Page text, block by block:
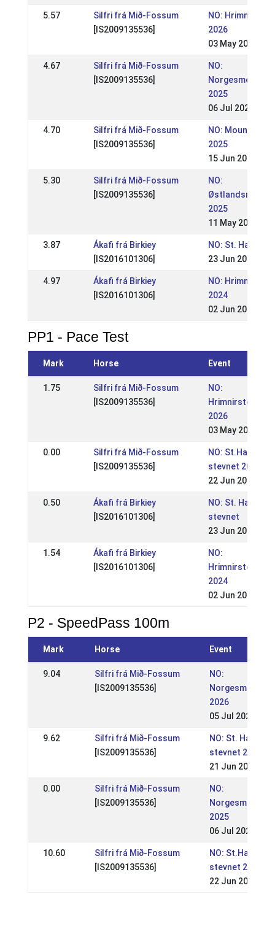
5.57
Silfri frá Mið-Fossum
[IS2009135536]
NO:
2026
03 May 2026
4.67
Silfri frá Mið-Fossum
[IS2009135536]
NO:
2025
06 Jul 2025
4.70
Silfri frá Mið-Fossum
[IS2009135536]
NO: Mountain
2025
15 Jun 2025
5.30
Silfri frá Mið-Fossum
[IS2009135536]
NO:
2025
11 May 2025
3.87
Ákafi frá Birkiey
[IS2016101306]
NO: St. Hans-
23 Jun 2024
4.97
Ákafi frá Birkiey
[IS2016101306]
NO:
2024
02 Jun 2024
PP1 - Pace Test
Mark Horse Event
1.75
Silfri frá Mið-Fossum
[IS2009135536]
NO:
Hrimnirstevnet
2026
03 May 2026
0.00
Silfri frá Mið-Fossum
[IS2009135536]
NO: St.Hans-
stevnet 2025
22 Jun 2025
0.50
Ákafi frá Birkiey
[IS2016101306]
NO: St. Hans-
stevnet
23 Jun 2024
1.54
Ákafi frá Birkiey
[IS2016101306]
NO:
Hrimnirstevnet
2024
02 Jun 2024
P2 - SpeedPass 100m
Mark Horse Event
9.04
Silfri frá Mið-Fossum
[IS2009135536]
NO:
2026
05 Jul 2026
9.62
Silfri frá Mið-Fossum
[IS2009135536]
NO: St. Hans-
stevnet 2026
21 Jun 2026
0.00
Silfri frá Mið-Fossum
[IS2009135536]
NO:
2025
06 Jul 2025
10.60
Silfri frá Mið-Fossum
[IS2009135536]
NO: St.Hans-
stevnet 2025
22 Jun 2025